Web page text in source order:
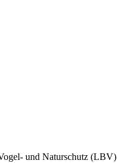
und Naturschutz